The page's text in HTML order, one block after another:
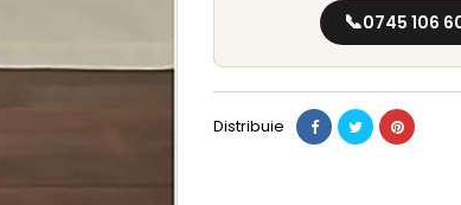
📞0745 106
Distribuie